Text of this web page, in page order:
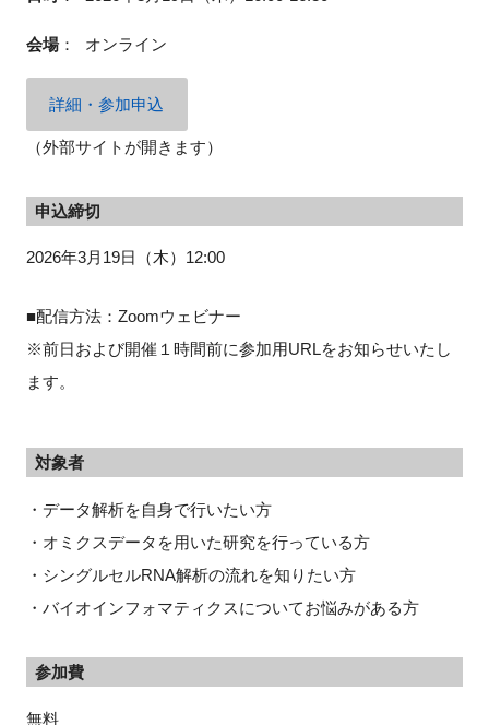
会場： オンライン
詳細・参加申込
（外部サイトが開きます）
申込締切
2026年3月19日（木）12:00
■配信方法：Zoomウェビナー
※前日および開催１時間前に参加用URLをお知らせいたし
ます。
対象者
・データ解析を自身で行いたい方
・オミクスデータを用いた研究を行っている方
・シングルセルRNA解析の流れを知りたい方
・バイオインフォマティクスについてお悩みがある方
参加費
無料